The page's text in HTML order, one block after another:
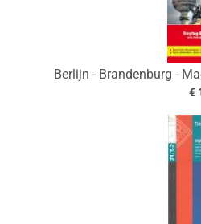
Berlijn - Brandenburg -
€